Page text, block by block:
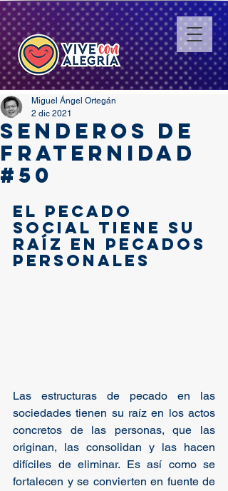
SENDEROS DE
FRATERNIDAD
#50
Miguel Ángel Ortegán
2 dic 2021
eL PECADO
SOCIAL TIENE SU
RAÍZ EN PECADOS
PERSONALES
Las estructuras de pecado en las
sociedades tienen su raíz en los actos
concretos de las personas, que las
originan, las consolidan y las hacen
difíciles de eliminar. Es así como se
fortalecen y se convierten en fuente de